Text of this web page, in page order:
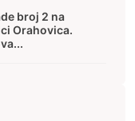
broj 2 na
Orahovica.